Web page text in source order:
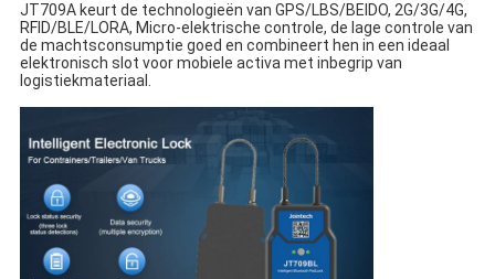
JT709A keurt de technologieën van GPS/LBS/BEIDO, 2G/3G/4G,
RFID/BLE/LORA, Micro-elektrische controle, de lage controle van
de machtsconsumptie goed en combineert hen in een ideaal
elektronisch slot voor mobiele activa met inbegrip van
logistiekmateriaal.